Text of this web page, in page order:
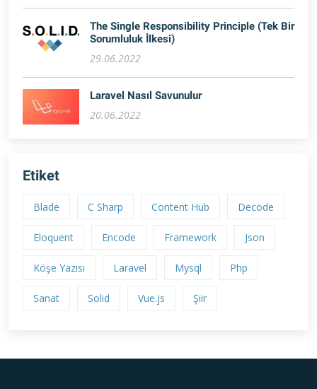
The Single Responsibility Principle (Tek Bir
Sorumluluk İlkesi)
29.06.2022
Laravel Nasıl Savunulur
20.06.2022
Etiket
Blade C Sharp Content Hub Decode
Eloquent Encode Framework Json
Köşe Yazısı Laravel Mysql Php
Sanat Solid Vue.js Şiir